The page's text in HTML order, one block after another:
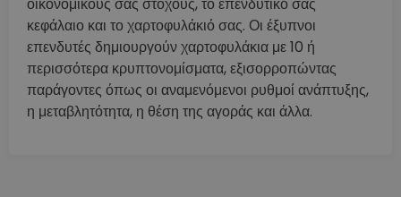
οικονομικούς σας στόχους, το επενδυτικό σας
κεφάλαιο και το χαρτοφυλάκιό σας. Οι έξυπνοι
επενδυτές δημιουργούν χαρτοφυλάκια με 10 ή
περισσότερα κρυπτονομίσματα, εξισορροπώντας
παράγοντες όπως οι αναμενόμενοι ρυθμοί ανάπτυξης,
η μεταβλητότητα, η θέση της αγοράς και άλλα.